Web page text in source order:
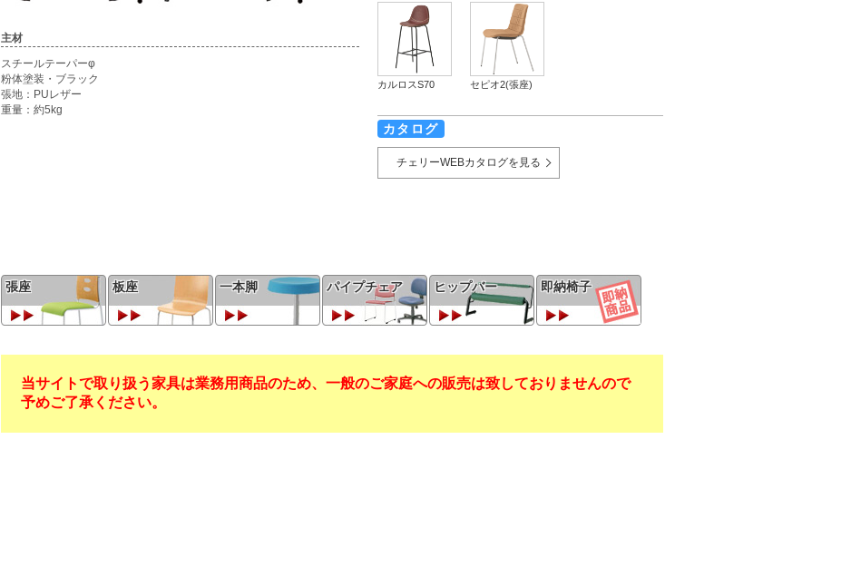
主材
スチールテーパーφ
粉体塗装・ブラック
張地：PUレザー
重量：約5kg
カルロスS70 セピオ2(張座)
カタログ
チェリーWEBカタログを見る
張座 板座 一本脚 パイプチェア ヒップバー 即納椅子
当サイトで取り扱う家具は業務用商品のため、一般のご家庭への販売は致しておりませんので
予めご了承ください。